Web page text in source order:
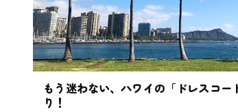
もう迷わない、ハワイの「ドレスコー
り！